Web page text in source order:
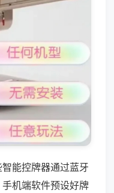
能控牌器通过蓝牙
机端软件预设好牌